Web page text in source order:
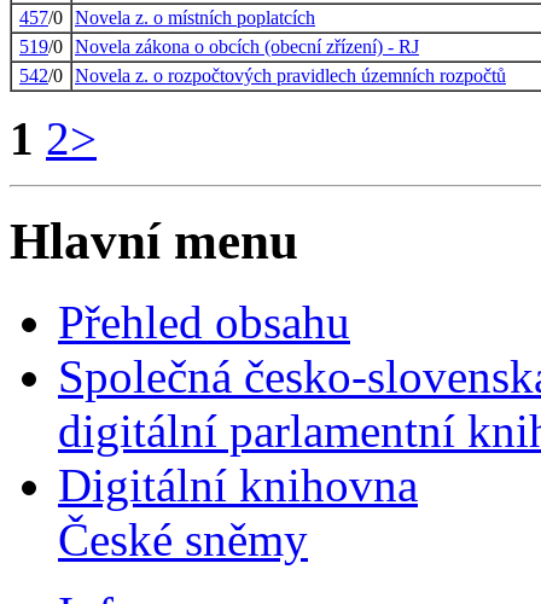
457/0 Novela z. o místních poplatcích
519/0 Novela zákona o obcích (obecní zřízení) - RJ
542/0 Novela z. o rozpočtových pravidlech územních rozpočtů
1 2>
Hlavní menu
Přehled obsahu
Společná česko-
digitální parlamentní
Digitální knihovna
České sněmy